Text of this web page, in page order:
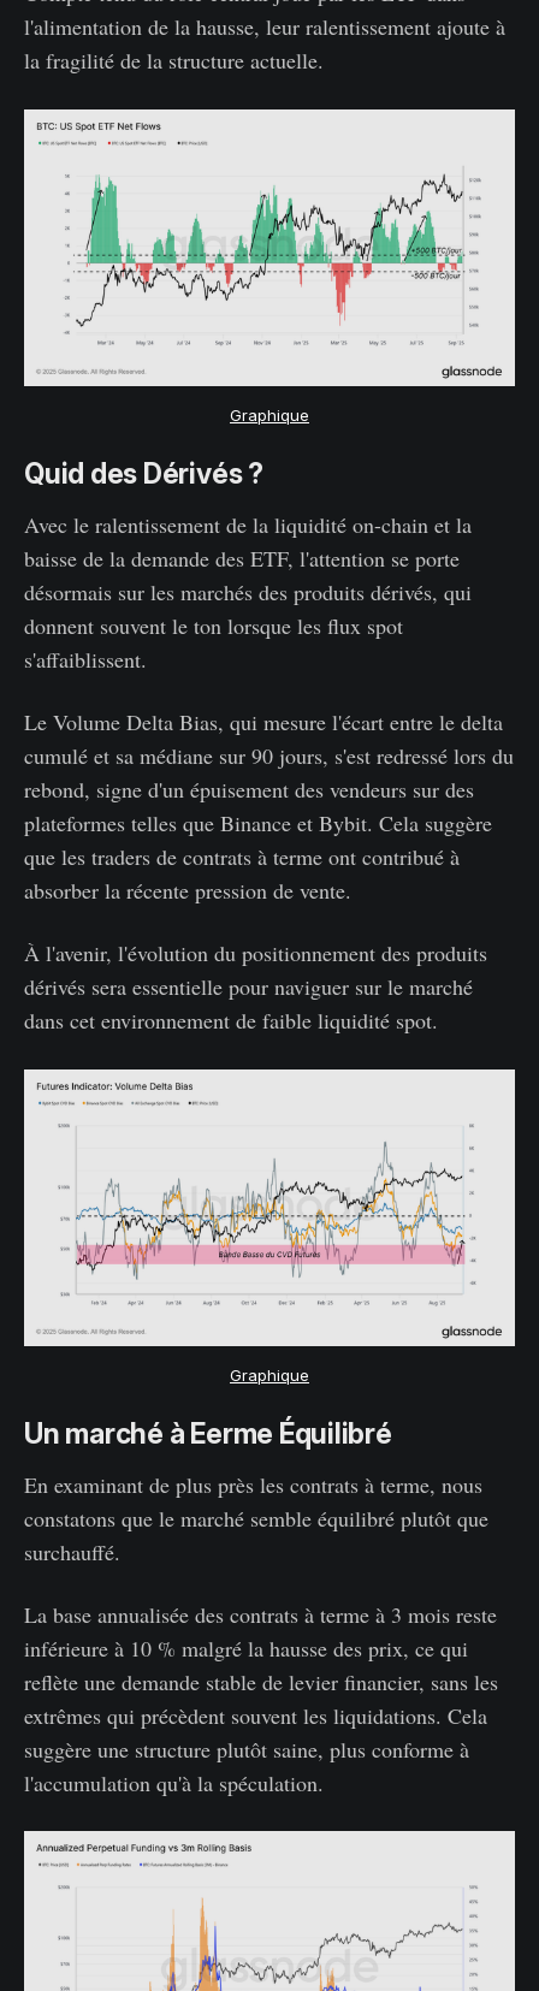
l'alimentation de la hausse, leur ralentissement ajoute à
la fragilité de la structure actuelle.
Graphique
Quid des Dérivés ?
Avec le ralentissement de la liquidité on-chain et la
baisse de la demande des ETF, l'attention se porte
désormais sur les marchés des produits dérivés, qui
donnent souvent le ton lorsque les flux spot
s'affaiblissent.
Le Volume Delta Bias, qui mesure l'écart entre le delta
cumulé et sa médiane sur 90 jours, s'est redressé lors du
rebond, signe d'un épuisement des vendeurs sur des
plateformes telles que Binance et Bybit. Cela suggère
que les traders de contrats à terme ont contribué à
absorber la récente pression de vente.
À l'avenir, l'évolution du positionnement des produits
dérivés sera essentielle pour naviguer sur le marché
dans cet environnement de faible liquidité spot.
Graphique
Un marché à Eerme Équilibré
En examinant de plus près les contrats à terme, nous
constatons que le marché semble équilibré plutôt que
surchauffé.
La base annualisée des contrats à terme à 3 mois reste
inférieure à 10 % malgré la hausse des prix, ce qui
reflète une demande stable de levier financier, sans les
extrêmes qui précèdent souvent les liquidations. Cela
suggère une structure plutôt saine, plus conforme à
l'accumulation qu'à la spéculation.